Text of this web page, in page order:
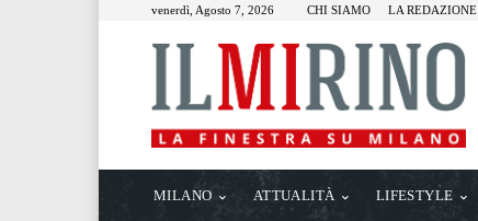
venerdì, Agosto 7, 2026 CHI SIAMO LA REDAZIONE
MILANO ATTUALITÀ LIFESTYLE